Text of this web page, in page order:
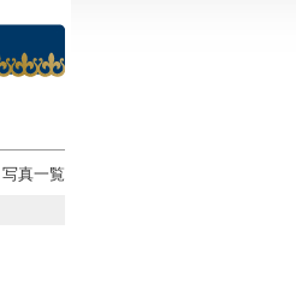
写真一覧